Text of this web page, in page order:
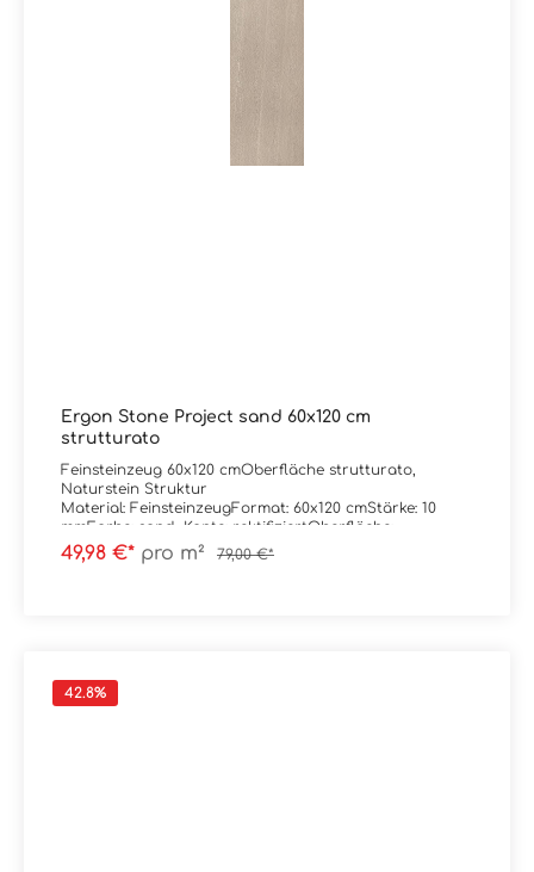
Ergon Stone Project sand 60x120 cm
strutturato
Feinsteinzeug 60x120 cmOberfläche strutturato,
Naturstein Struktur
Material: FeinsteinzeugFormat: 60x120 cmStärke: 10
mmFarbe: sand Kante: rektifiziertOberfläche:
strutturato / mattAbrieb/Trittsicherheit: R11C
Verpackungsdaten:Paketinhalt: 1,44 m²Paletteninhalt:
49,98 €* pro m² 79,00 €*
42.8%